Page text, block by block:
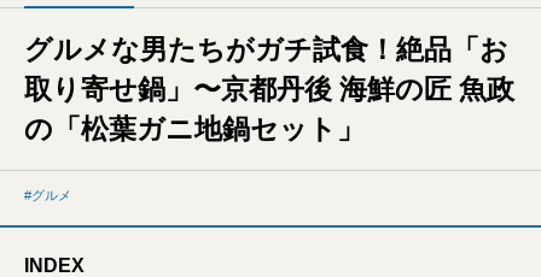
グルメな男たちがガチ試食！絶品「お
取り寄せ鍋」〜京都丹後 海鮮の匠 魚政
の「松葉ガニ地鍋セット」
グルメ
INDEX